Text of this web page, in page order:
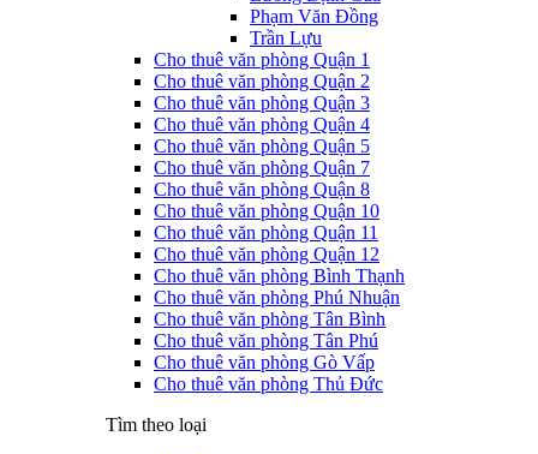
Phạm Văn Đồng
Trần Lựu
Cho thuê văn phòng Quận 1
Cho thuê văn phòng Quận 2
Cho thuê văn phòng Quận 3
Cho thuê văn phòng Quận 4
Cho thuê văn phòng Quận 5
Cho thuê văn phòng Quận 7
Cho thuê văn phòng Quận 8
Cho thuê văn phòng Quận 10
Cho thuê văn phòng Quận 11
Cho thuê văn phòng Quận 12
Cho thuê văn phòng Bình Thạnh
Cho thuê văn phòng Phú Nhuận
Cho thuê văn phòng Tân Bình
Cho thuê văn phòng Tân Phú
Cho thuê văn phòng Gò Vấp
Cho thuê văn phòng Thủ Đức
Tìm theo loại